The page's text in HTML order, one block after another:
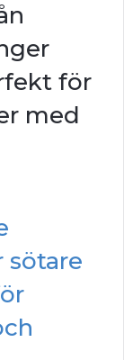
för
med
sötare